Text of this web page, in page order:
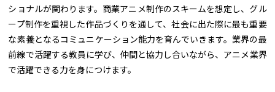
ショナルが関わります。商業アニメ制作のスキームを想定し、グル
ープ制作を重視した作品づくりを通して、社会に出た際に最も重要
な素養となるコミュニケーション能力を育んでいきます。業界の最
前線で活躍する教員に学び、仲間と協力し合いながら、アニメ業界
で活躍できる力を身につけます。